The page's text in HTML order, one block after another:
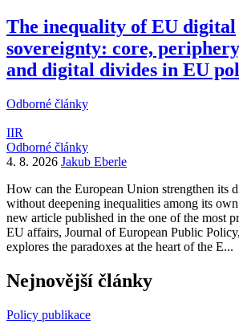
The inequality of EU digital
sovereignty: core,
and digital divides in EU
Odborné články
IIR
Odborné články
4. 8. 2026 Jakub Eberle
How can the European Union strengthen its
without deepening inequalities among its
new article published in the one of the most
EU affairs, Journal of European Public
explores the paradoxes at the heart of the E...
Nejnovější články
Policy publikace